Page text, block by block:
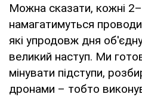
Можна сказати, кожні
намагатимуться
які упродовж дня
великий наступ. Ми
мінувати підступи,
дронами – тобто